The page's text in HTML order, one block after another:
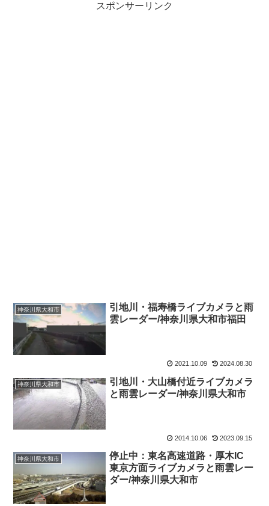
スポンサーリンク
神奈川県大和市
引地川・福寿橋ライブカメラと雨
雲レーダー/神奈川県大和市福田
2021.10.09 2024.08.30
神奈川県大和市
引地川・大山橋付近ライブカメラ
と雨雲レーダー/神奈川県大和市
2014.10.06 2023.09.15
神奈川県大和市
停止中：東名高速道路・厚木IC
東京方面ライブカメラと雨雲レー
ダー/神奈川県大和市